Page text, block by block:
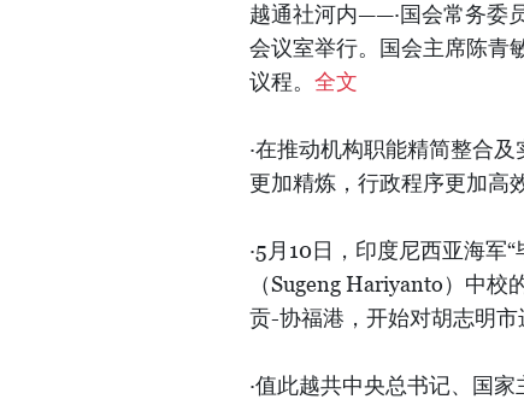
越通社河内——·国会常务委
会议室举行。国会主席陈青
议程。 全文
·在推动机构职能精简整合
更加精炼，行政程序更加高
·5月10日，印度尼西亚海军
（Sugeng Hariyanto）中
贡-协福港，开始对胡志明市
·值此越共中央总书记、国